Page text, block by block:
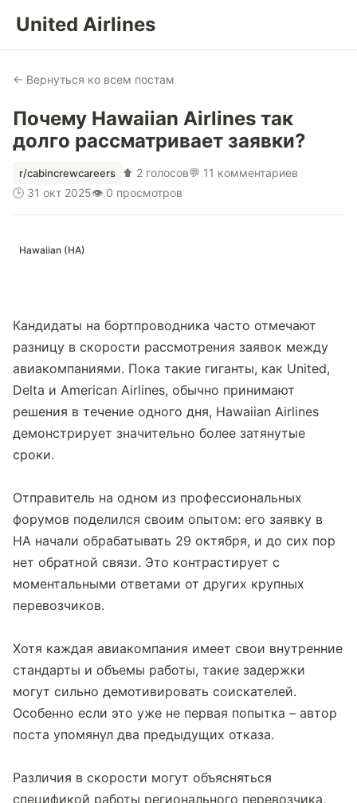
United Airlines
← Вернуться ко всем постам
Почему Hawaiian Airlines так
долго рассматривает заявки?
r/cabincrewcareers ⬆ 2 голосов💬 11 комментариев
🕒 31 окт 2025👁 0 просмотров
Hawaiian (HA)
Кандидаты на бортпроводника часто отмечают
разницу в скорости рассмотрения заявок между
авиакомпаниями. Пока такие гиганты, как United,
Delta и American Airlines, обычно принимают
решения в течение одного дня, Hawaiian Airlines
демонстрирует значительно более затянутые
сроки.
Отправитель на одном из профессиональных
форумов поделился своим опытом: его заявку в
HA начали обрабатывать 29 октября, и до сих пор
нет обратной связи. Это контрастирует с
моментальными ответами от других крупных
перевозчиков.
Хотя каждая авиакомпания имеет свои внутренние
стандарты и объемы работы, такие задержки
могут сильно демотивировать соискателей.
Особенно если это уже не первая попытка – автор
поста упомянул два предыдущих отказа.
Различия в скорости могут объясняться
спецификой работы регионального перевозчика,